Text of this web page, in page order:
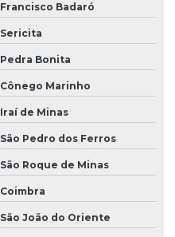
Francisco Badaró
Sericita
Pedra Bonita
Cônego Marinho
Iraí de Minas
São Pedro dos Ferros
São Roque de Minas
Coimbra
São João do Oriente